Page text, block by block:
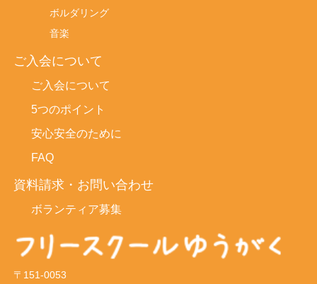
ボルダリング
音楽
ご入会について
ご入会について
5つのポイント
安心安全のために
FAQ
資料請求・お問い合わせ
ボランティア募集
〒151-0053